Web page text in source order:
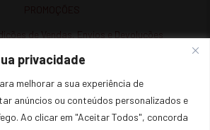
privacidade
melhorar a sua experiência de
anúncios ou conteúdos personalizados e
Ao clicar em "Aceitar Todos", concorda
de Vendas, Envios e Devoluções
Termos e Condições
Política de Privacidade